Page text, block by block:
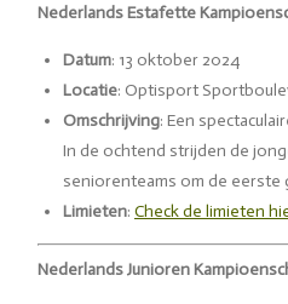
Nederlands Estafette
Datum: 13 oktober 2024
Locatie: Optisport
Omschrijving: Een
In de ochtend strijden de
seniorenteams om de
Limieten: Checkde limieten
Nederlands Junioren